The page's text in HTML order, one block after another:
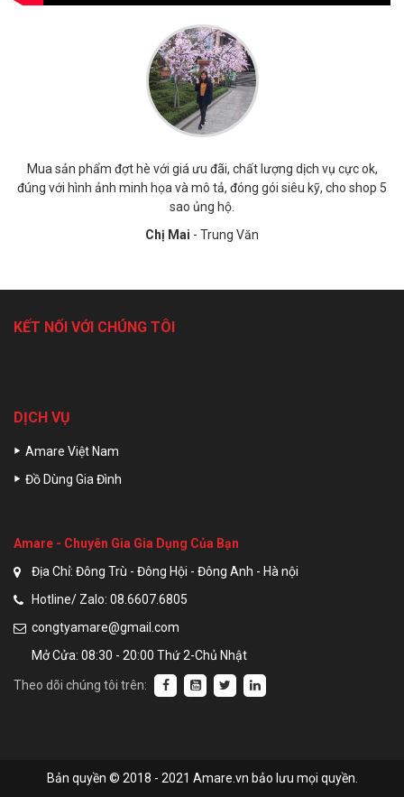
Mua sản phẩm đợt hè với giá ưu đãi, chất lượng dịch vụ cực ok,
đúng với hình ảnh minh họa và mô tả, đóng gói siêu kỹ, cho shop 5
sao ủng hộ.
Chị Mai - Trung Văn
KẾT NỐI VỚI CHÚNG TÔI
DỊCH VỤ
Amare Việt Nam
Đồ Dùng Gia Đình
Amare - Chuyên Gia Gia Dụng Của Bạn
Địa Chỉ: Đông Trù - Đông Hội - Đông Anh - Hà nội
Hotline/ Zalo: 08.6607.6805
congtyamare@gmail.com
Mở Cửa: 08:30 - 20:00 Thứ 2-Chủ Nhật
Theo dõi chúng tôi trên:
Bản quyền © 2018 - 2021 Amare.vn bảo lưu mọi quyền.